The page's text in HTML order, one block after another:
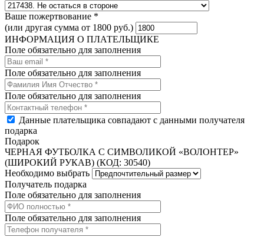
Ваше пожертвование *
(или другая сумма от 1800 руб.)
ИНФОРМАЦИЯ О ПЛАТЕЛЬЩИКЕ
Поле обязательно для заполнения
Поле обязательно для заполнения
Поле обязательно для заполнения
Данные плательщика совпадают с данными получателя
подарка
Подарок
ЧЕРНАЯ ФУТБОЛКА С СИМВОЛИКОЙ «ВОЛОНТЕР»
(ШИРОКИЙ РУКАВ) (КОД: 30540)
Необходимо выбрать
Получатель подарка
Поле обязательно для заполнения
Поле обязательно для заполнения